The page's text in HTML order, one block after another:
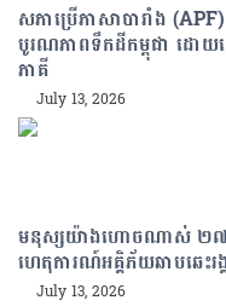
សភាប្រើភាសាបារាំង
បូរណភាពទឹកដីកម្ពុជា ដោយ
ភាគី
July 13, 2026
មនុស្សយ៉ាងហោចណាស់ ២៧ន
ហេតុការណ៍អគ្គិភ័យឆាបឆេះ
July 13, 2026